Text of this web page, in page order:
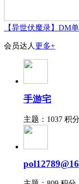
【异世伏魔录】DM
会员达人 更多+
手游宅
主题：1037 积